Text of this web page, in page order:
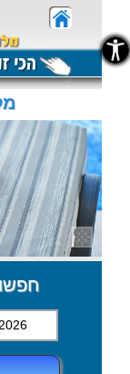
נגישות
נגישות